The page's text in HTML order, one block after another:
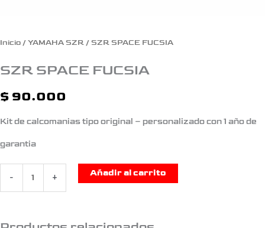
Inicio / YAMAHA SZR / SZR SPACE FUCSIA
SZR SPACE FUCSIA
$ 90.000
Kit de calcomanias tipo original – personalizado con 1 año de
garantia
- +
Añadir al carrito